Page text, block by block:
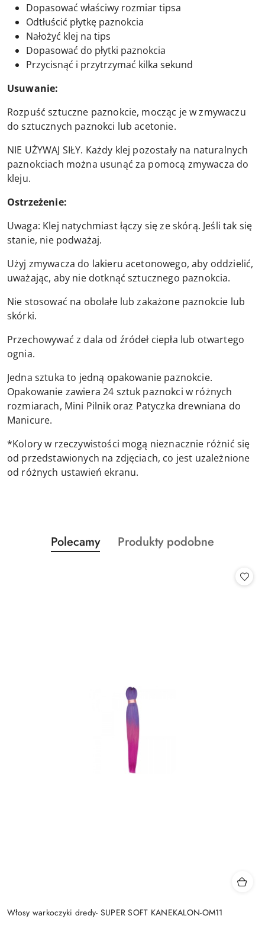
Dopasować właściwy rozmiar tipsa
Odtłuścić płytkę paznokcia
Nałożyć klej na tips
Dopasować do płytki paznokcia
Przycisnąć i przytrzymać kilka sekund
Usuwanie:
Rozpuść sztuczne paznokcie, mocząc je w zmywaczu
do sztucznych paznokci lub acetonie.
NIE UŻYWAJ SIŁY. Każdy klej pozostały na naturalnych
paznokciach można usunąć za pomocą zmywacza do
kleju.
Ostrzeżenie:
Uwaga: Klej natychmiast łączy się ze skórą. Jeśli tak się
stanie, nie podważaj.
Użyj zmywacza do lakieru acetonowego, aby oddzielić,
uważając, aby nie dotknąć sztucznego paznokcia.
Nie stosować na obolałe lub zakażone paznokcie lub
skórki.
Przechowywać z dala od źródeł ciepła lub otwartego
ognia.
Jedna sztuka to jedną opakowanie paznokcie.
Opakowanie zawiera 24 sztuk paznokci w różnych
rozmiarach, Mini Pilnik oraz Patyczka drewniana do
Manicure.
*Kolory w rzeczywistości mogą nieznacznie różnić się
od przedstawionych na zdjęciach, co jest uzależnione
od różnych ustawień ekranu.
Pomiń karuzelę produktów
Produkty
o
Polecamy
Produkty
Produkty podobne
Włosy warkoczyki dredy- SUPER SOFT KANEKALON-OM11